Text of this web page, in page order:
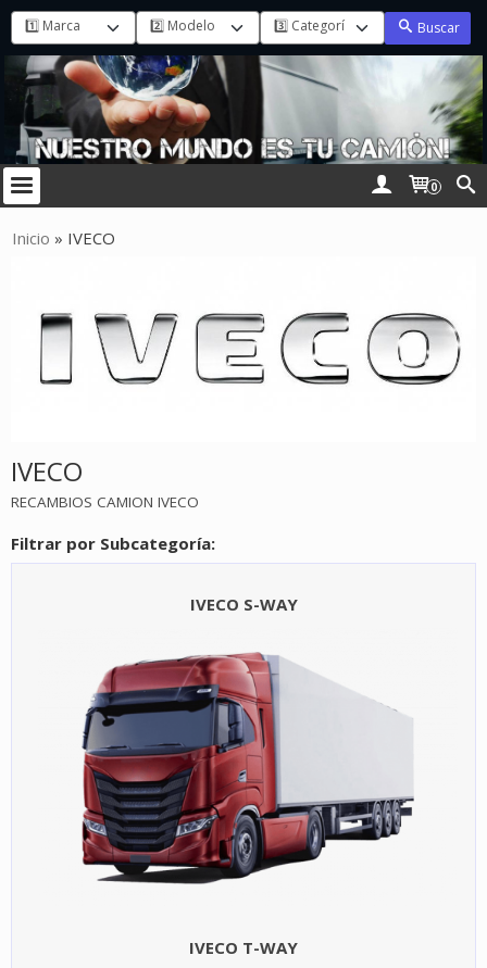
Buscar
0
Inicio » IVECO
IVECO
RECAMBIOS CAMION IVECO
Filtrar por Subcategoría:
IVECO S-WAY
IVECO T-WAY